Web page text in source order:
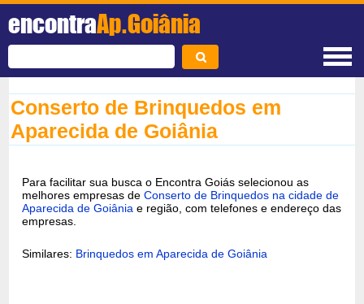
encontraAp.Goiânia
Conserto de Brinquedos em
Aparecida de Goiânia
Para facilitar sua busca o Encontra Goiás selecionou as
melhores empresas deConserto de Brinquedos na cidade de
Aparecida de Goiânia e região, com telefones e endereço das
empresas.
Similares: Brinquedos em Aparecida de Goiânia